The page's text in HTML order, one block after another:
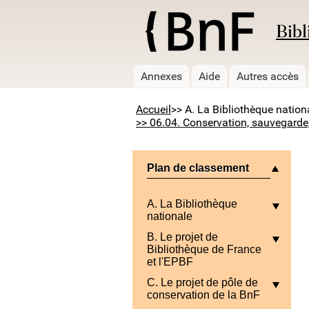
Annexes Aide Autres accès
Accueil >> A. La Bibliothèque
>> 06.04. Conservation,
Plan de classement
A. La Bibliothèque
nationale
B. Le projet de
Bibliothèque de France
et l'EPBF
C. Le projet de pôle de
conservation de la BnF